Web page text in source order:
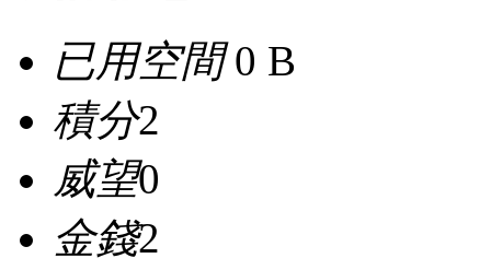
已用空間0 B
積分2
威望0
金錢2